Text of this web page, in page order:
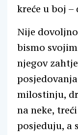
kreće u boj –
Nije
bismo
njegov
milostinju,
na neke,
posjeduju, a